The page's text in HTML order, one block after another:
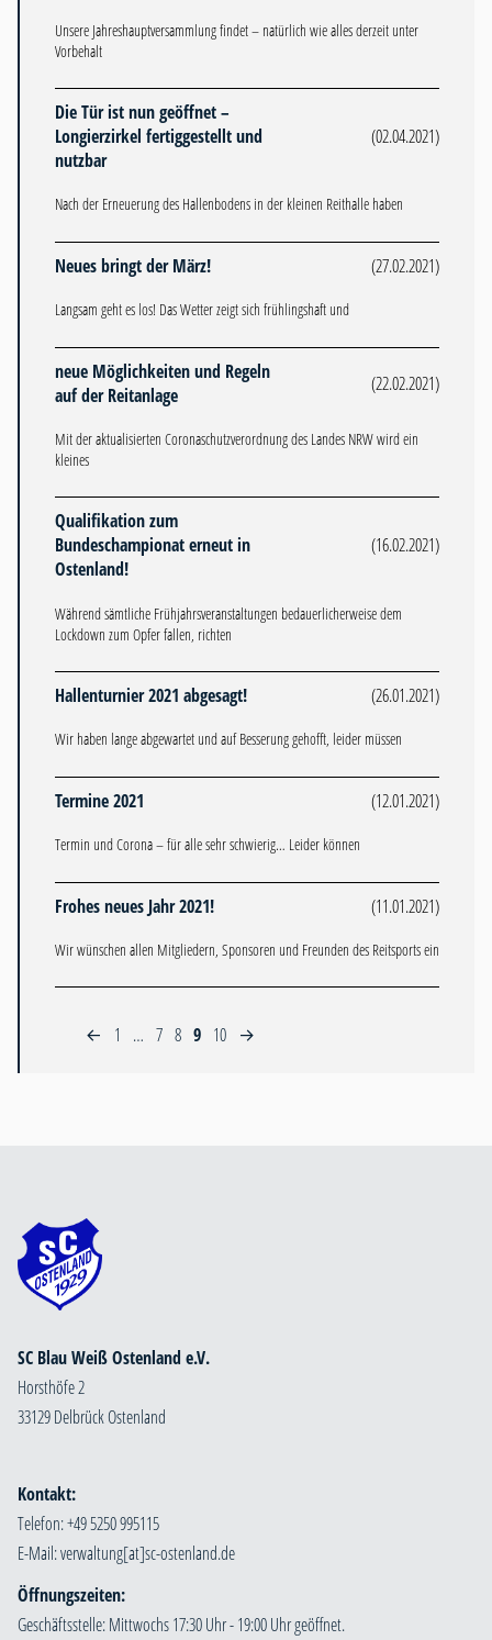
Unsere Jahreshauptversammlung findet – natürlich wie alles derzeit unter
Vorbehalt
Die Tür ist nun geöffnet –
Longierzirkel fertiggestellt und
nutzbar
(02.04.2021)
Nach der Erneuerung des Hallenbodens in der kleinen Reithalle haben
Neues bringt der März! (27.02.2021)
Langsam geht es los! Das Wetter zeigt sich frühlingshaft und
neue Möglichkeiten und Regeln
auf der Reitanlage
(22.02.2021)
Mit der aktualisierten Coronaschutzverordnung des Landes NRW wird ein
kleines
Qualifikation zum
Bundeschampionat erneut in
Ostenland!
(16.02.2021)
Während sämtliche Frühjahrsveranstaltungen bedauerlicherweise dem
Lockdown zum Opfer fallen, richten
Hallenturnier 2021 abgesagt! (26.01.2021)
Wir haben lange abgewartet und auf Besserung gehofft, leider müssen
Termine 2021 (12.01.2021)
Termin und Corona – für alle sehr schwierig… Leider können
Frohes neues Jahr 2021! (11.01.2021)
Wir wünschen allen Mitgliedern, Sponsoren und Freunden des Reitsports ein
← 1 … 7 8 9 10 →
SC Blau Weiß Ostenland e.V.
Horsthöfe 2
33129 Delbrück Ostenland
Kontakt:
Telefon: +49 5250 995115
E-Mail:
Öffnungszeiten:
Geschäftsstelle: Mittwochs 17:30 Uhr - 19:00 Uhr geöffnet.